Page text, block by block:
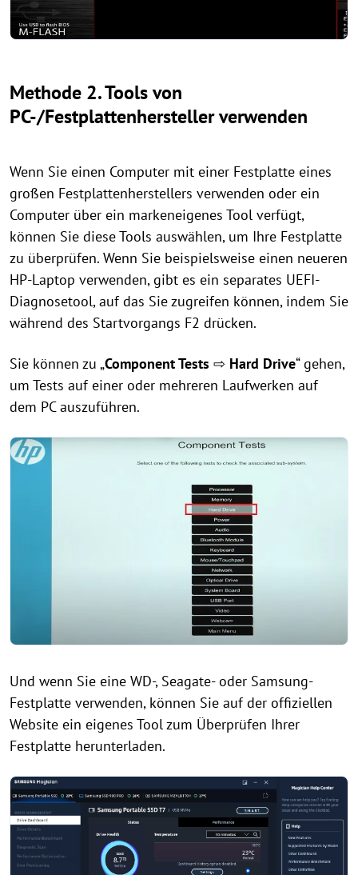
Methode 2. Tools von
PC-/Festplattenhersteller verwenden
Wenn Sie einen Computer mit einer Festplatte eines
großen Festplattenherstellers verwenden oder ein
Computer über ein markeneigenes Tool verfügt,
können Sie diese Tools auswählen, um Ihre Festplatte
zu überprüfen. Wenn Sie beispielsweise einen neueren
HP-Laptop verwenden, gibt es ein separates UEFI-
Diagnosetool, auf das Sie zugreifen können, indem Sie
während des Startvorgangs F2 drücken.
Sie können zu „Component Tests ⇨ Hard Drive“ gehen,
um Tests auf einer oder mehreren Laufwerken auf
dem PC auszuführen.
Und wenn Sie eine WD-, Seagate- oder Samsung-
Festplatte verwenden, können Sie auf der offiziellen
Website ein eigenes Tool zum Überprüfen Ihrer
Festplatte herunterladen.